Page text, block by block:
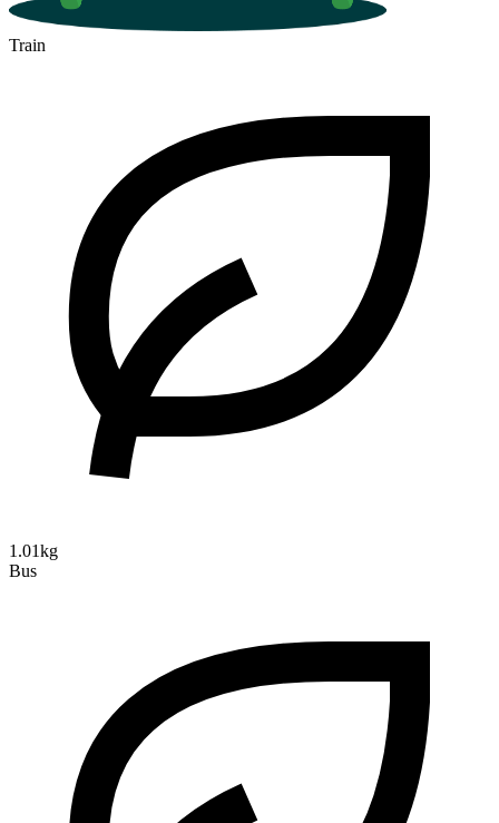
Train
1.01kg
Bus